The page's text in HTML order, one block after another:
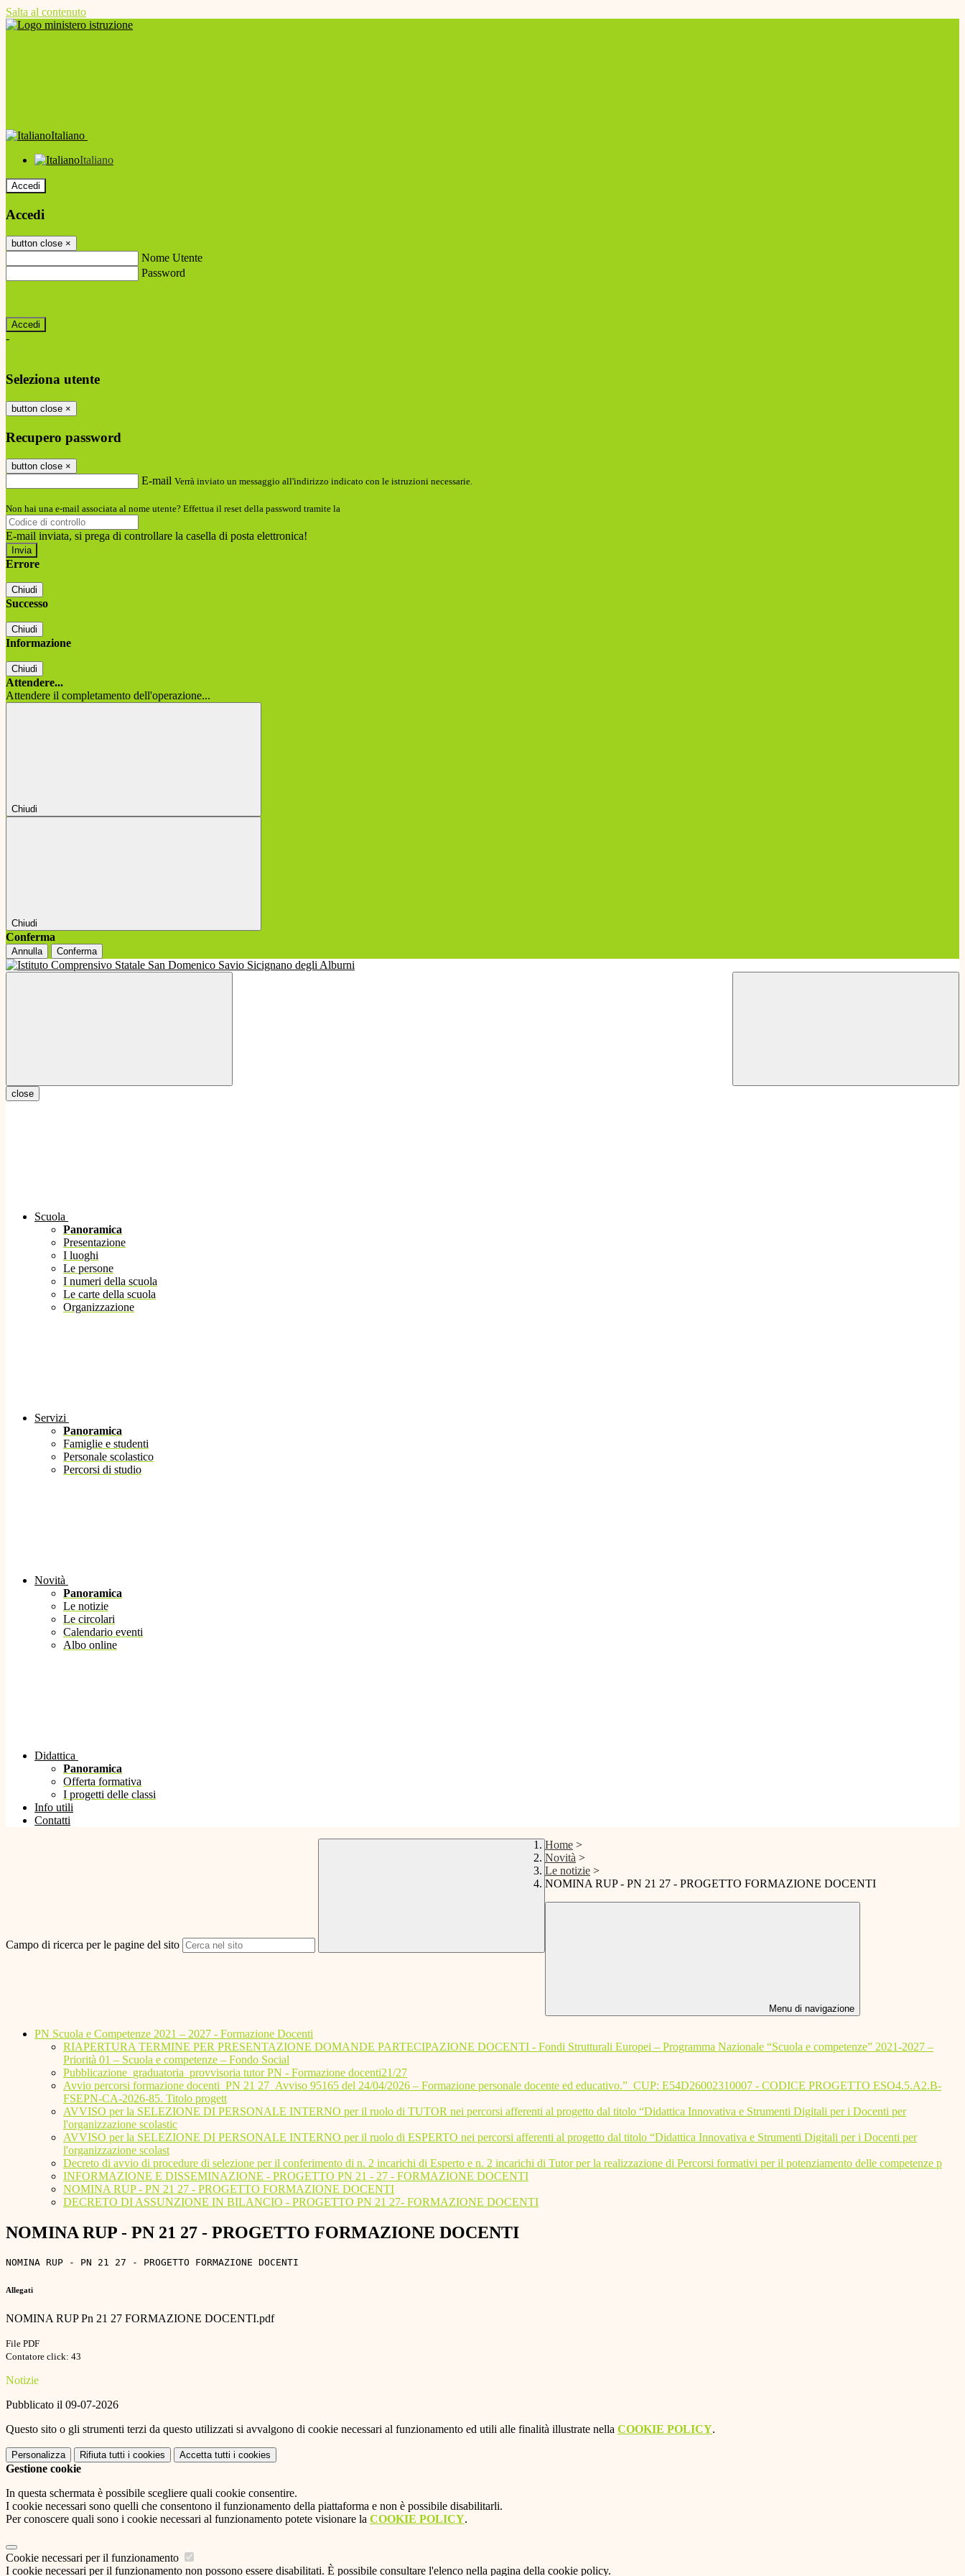
Salta al contenuto
Italiano
Italiano
Accedi
Accedi
button close ×
Nome Utente
Password
-
Seleziona utente
button close ×
Recupero password
button close ×
E-mail Verrà inviato un messaggio all'indirizzo indicato con le istruzioni necessarie.
Non hai una e-mail associata al nome utente? Effettua il reset della password tramite la
E-mail inviata, si prega di controllare la casella di posta elettronica!
Errore
Chiudi
Successo
Chiudi
Informazione
Chiudi
Attendere...
Attendere il completamento dell'operazione...
Chiudi
Chiudi
Conferma
Annulla Conferma
close
Scuola
Panoramica
Presentazione
I luoghi
Le persone
I numeri della scuola
Le carte della scuola
Organizzazione
Servizi
Panoramica
Famiglie e studenti
Personale scolastico
Percorsi di studio
Novità
Panoramica
Le notizie
Le circolari
Calendario eventi
Albo online
Didattica
Panoramica
Offerta formativa
I progetti delle classi
Info utili
Contatti
Campo di ricerca per le pagine del sito
Home >
Novità >
Le notizie >
NOMINA RUP - PN 21 27 - PROGETTO FORMAZIONE DOCENTI
Menu di navigazione
PN Scuola e Competenze 2021 – 2027 - Formazione Docenti
RIAPERTURA TERMINE PER PRESENTAZIONE DOMANDE PARTECIPAZIONE DOCENTI - Fondi Strutturali Europei – Programma Nazionale “Scuola e competenze” 2021-2027 –
Priorità 01 – Scuola e competenze – Fondo Social
Pubblicazione_graduatoria_provvisoria tutor PN - Formazione docenti21/27
Avvio percorsi formazione docenti_PN 21 27_Avviso 95165 del 24/04/2026 – Formazione personale docente ed educativo.”_CUP: E54D26002310007 - CODICE PROGETTO ESO4.5.A2.B-
FSEPN-CA-2026-85. Titolo progett
AVVISO per la SELEZIONE DI PERSONALE INTERNO per il ruolo di TUTOR nei percorsi afferenti al progetto dal titolo “Didattica Innovativa e Strumenti Digitali per i Docenti per
l'organizzazione scolastic
AVVISO per la SELEZIONE DI PERSONALE INTERNO per il ruolo di ESPERTO nei percorsi afferenti al progetto dal titolo “Didattica Innovativa e Strumenti Digitali per i Docenti per
l'organizzazione scolast
Decreto di avvio di procedure di selezione per il conferimento di n. 2 incarichi di Esperto e n. 2 incarichi di Tutor per la realizzazione di Percorsi formativi per il potenziamento delle competenze p
INFORMAZIONE E DISSEMINAZIONE - PROGETTO PN 21 - 27 - FORMAZIONE DOCENTI
NOMINA RUP - PN 21 27 - PROGETTO FORMAZIONE DOCENTI
DECRETO DI ASSUNZIONE IN BILANCIO - PROGETTO PN 21 27- FORMAZIONE DOCENTI
NOMINA RUP - PN 21 27 - PROGETTO FORMAZIONE DOCENTI
NOMINA RUP - PN 21 27 - PROGETTO FORMAZIONE DOCENTI
Allegati
NOMINA RUP Pn 21 27 FORMAZIONE DOCENTI.pdf
File PDF
Contatore click: 43
Notizie
Pubblicato il 09-07-2026
Questo sito o gli strumenti terzi da questo utilizzati si avvalgono di cookie necessari al funzionamento ed utili alle finalità illustrate nella COOKIE POLICY.
Personalizza Rifiuta tutti i cookies Accetta tutti i cookies
Gestione cookie
In questa schermata è possibile scegliere quali cookie consentire.
I cookie necessari sono quelli che consentono il funzionamento della piattaforma e non è possibile disabilitarli.
Per conoscere quali sono i cookie necessari al funzionamento potete visionare la COOKIE POLICY.
Cookie necessari per il funzionamento
I cookie necessari per il funzionamento non possono essere disabilitati. È possibile consultare l'elenco nella pagina della cookie policy.